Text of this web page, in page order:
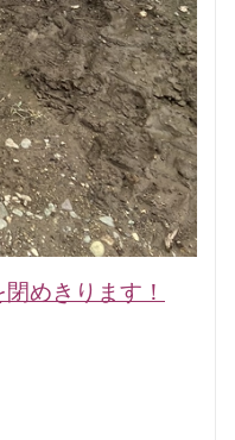
めきります！